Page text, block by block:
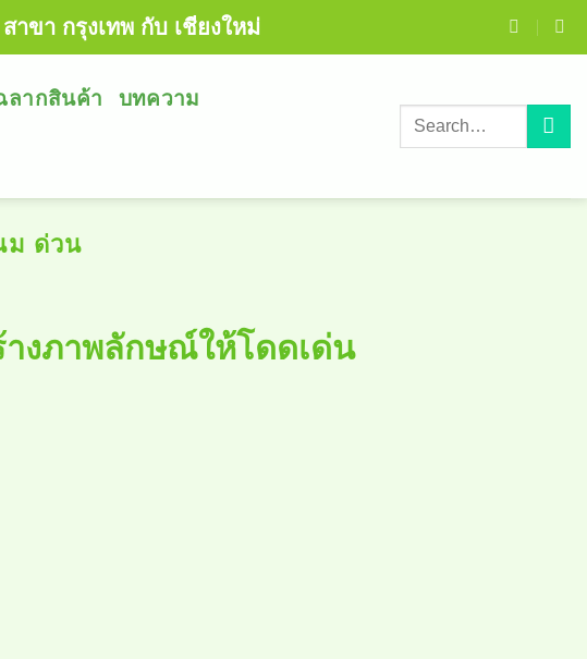
ขา กรุงเทพ กับ เชียงใหม่
ลากสินค้า บทความ
ม ด่วน
งภาพลักษณ์ให้โดดเด่น